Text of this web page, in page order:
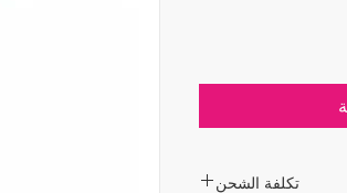
تكلفة الشحن